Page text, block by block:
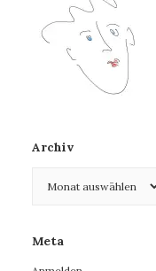
Archiv
Meta